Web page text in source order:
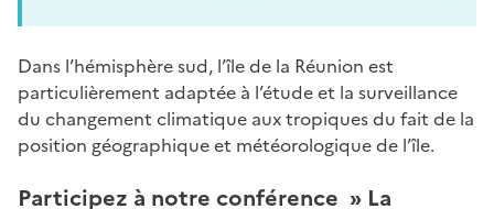
Dans l’hémisphère sud, l’île de la Réunion est
particulièrement adaptée à l’étude et la surveillance
du changement climatique aux tropiques du fait de la
position géographique et météorologique de l’île.
Participez à notre conférence » La